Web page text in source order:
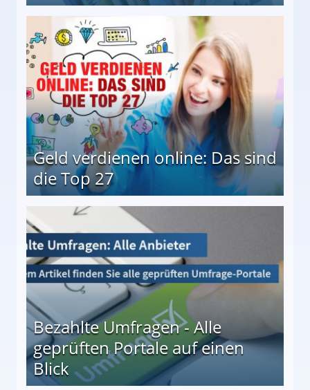
Geld verdienen online: Das sind
die Top 27
Bezahlte Umfragen - Alle
geprüften Portale auf einen
Blick